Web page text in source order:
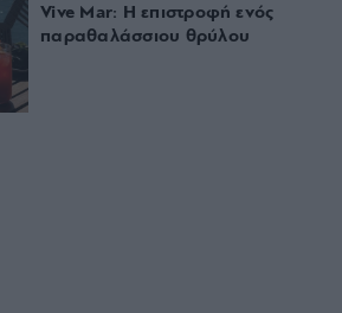
Vive Mar: Η επιστροφή ενός
παραθαλάσσιου θρύλου